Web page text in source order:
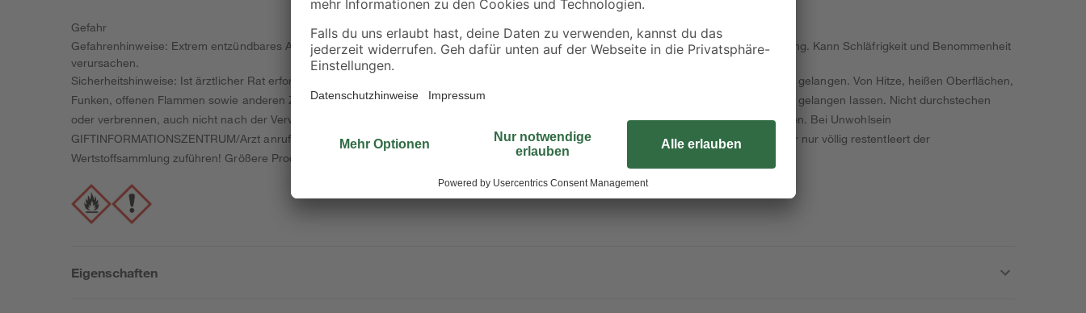
Gefahr
Gefahrenhinweise: Extrem entzündbares Aerosol. Behälter steht unter Druck: kann bei Erwärmung bersten. Verursacht schwere Augenreizung. Kann Schläfrigkeit und Benommenheit
verursachen.
Sicherheitshinweise: Ist ärztlicher Rat erforderlich, Verpackung oder Kennzeichnungsetikett bereithalten. Darf nicht in die Hände von Kindern gelangen. Von Hitze, heißen Oberflächen,
Funken, offenen Flammen sowie anderen Zündquellenarten fernhalten. Nicht rauchen. Nicht in die Augen, auf die Haut oder auf die Kleidung gelangen lassen. Nicht durchstechen
oder verbrennen, auch nicht nach der Verwendung. Bei Einatmen: Die Person an die frische Luft bringen und für ungehinderte Atmung sorgen. Bei Unwohlsein
GIFTINFORMATIONSZENTRUM/Arzt anrufen. Vor Sonnenbestrahlung schützen. Nicht Temperaturen über 50 °C / 122 °F aussetzen. Behälter nur völlig restentleert der
Wertstoffsammlung zuführen! Größere Produktreste zur Problemstoffsammelstelle bringen.
Eigenschaften